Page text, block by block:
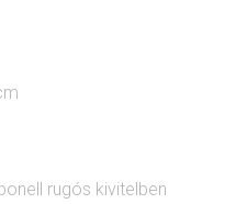
rugós kivitelben